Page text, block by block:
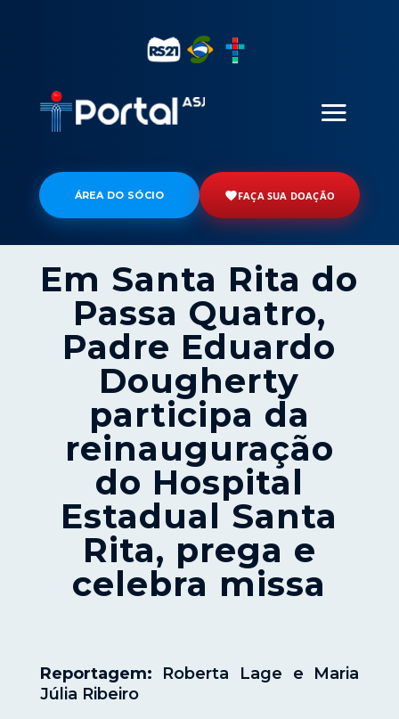
ÁREA DO SÓCIO FAÇA SUA DOAÇÃO
Em Santa Rita do
Passa Quatro,
Padre Eduardo
Dougherty
participa da
reinauguração
do Hospital
Estadual Santa
Rita, prega e
celebra missa
Reportagem: Roberta Lage e Maria
Júlia Ribeiro